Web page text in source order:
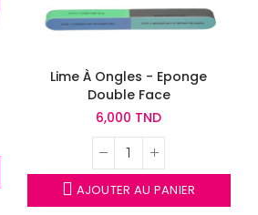
Lime À Ongles - Eponge
Double Face
6,000 TND
AJOUTER AU PANIER